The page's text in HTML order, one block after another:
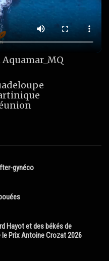
Aquamar_MQ
gynéco
Hayot et des békés de
Prix Antoine Crozat 2026